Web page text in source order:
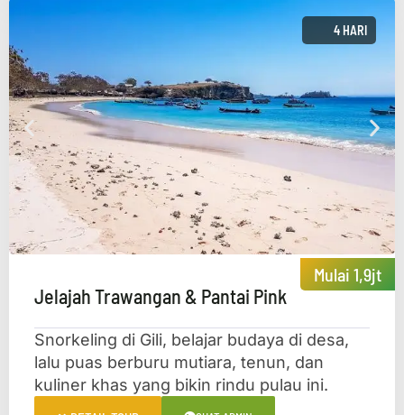
4 HARI
Mulai 1,9jt
Jelajah Trawangan & Pantai Pink
Snorkeling di Gili, belajar budaya di desa,
lalu puas berburu mutiara, tenun, dan
kuliner khas yang bikin rindu pulau ini.